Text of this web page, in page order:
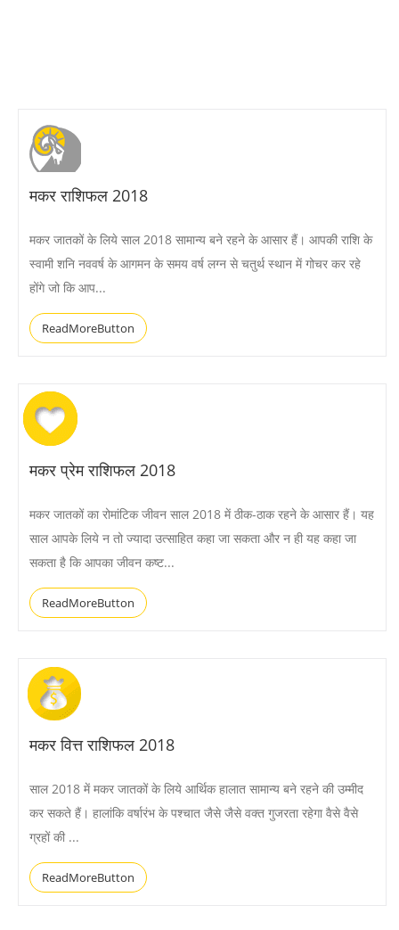
मकर राशिफल 2018
मकर जातकों के लिये साल 2018 सामान्य बने रहने के आसार हैं। आपकी राशि के
स्वामी शनि नववर्ष के आगमन के समय वर्ष लग्न से चतुर्थ स्थान में गोचर कर रहे
होंगे जो कि आप...
ReadMoreButton
मकर प्रेम राशिफल 2018
मकर जातकों का रोमांटिक जीवन साल 2018 में ठीक-ठाक रहने के आसार हैं। यह
साल आपके लिये न तो ज्यादा उत्साहित कहा जा सकता और न ही यह कहा जा
सकता है कि आपका जीवन कष्ट...
ReadMoreButton
मकर वित्त राशिफल 2018
साल 2018 में मकर जातकों के लिये आर्थिक हालात सामान्य बने रहने की उम्मीद
कर सकते हैं। हालांकि वर्षारंभ के पश्चात जैसे जैसे वक्त गुजरता रहेगा वैसे वैसे
ग्रहों की ...
ReadMoreButton